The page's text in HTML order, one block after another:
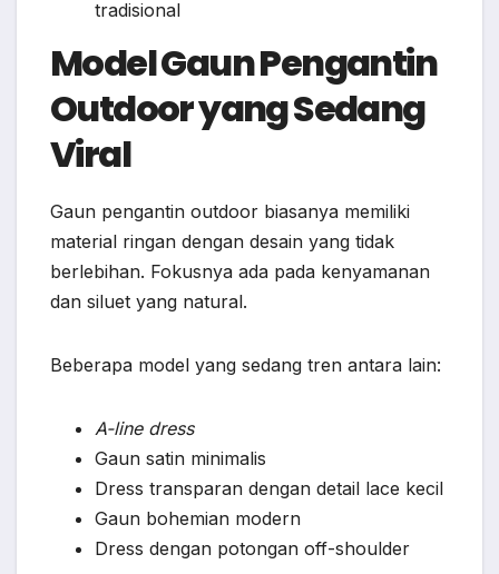
tradisional
Model Gaun Pengantin
Outdoor yang Sedang
Viral
Gaun pengantin outdoor biasanya memiliki
material ringan dengan desain yang tidak
berlebihan. Fokusnya ada pada kenyamanan
dan siluet yang natural.
Beberapa model yang sedang tren antara lain:
A-line dress
Gaun satin minimalis
Dress transparan dengan detail lace kecil
Gaun bohemian modern
Dress dengan potongan off-shoulder